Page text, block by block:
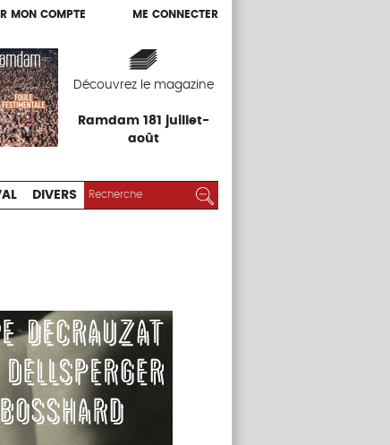
MON COMPTE ME CONNECTER
Découvrez le magazine
Ramdam 181 juillet-
août
MON COMPTE ME CONNECTER
EXPOS
DIVERS RECHERCHER :